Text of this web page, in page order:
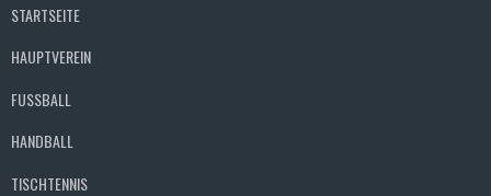
STARTSEITE
HAUPTVEREIN
FUSSBALL
HANDBALL
TISCHTENNIS